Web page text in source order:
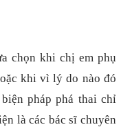
chọn khi chị em phụ
khi vì lý do nào đó
pháp phá thai chỉ
là các bác sĩ chuyên